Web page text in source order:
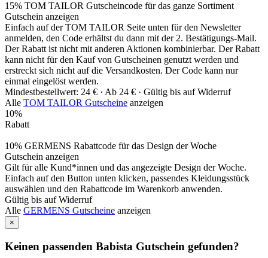
15% TOM TAILOR Gutscheincode für das ganze Sortiment
Gutschein anzeigen
Einfach auf der TOM TAILOR Seite unten für den Newsletter
anmelden, den Code erhältst du dann mit der 2. Bestätigungs-Mail.
Der Rabatt ist nicht mit anderen Aktionen kombinierbar. Der Rabatt
kann nicht für den Kauf von Gutscheinen genutzt werden und
erstreckt sich nicht auf die Versandkosten. Der Code kann nur
einmal eingelöst werden.
Mindestbestellwert: 24 € · Ab 24 € · Gültig bis auf Widerruf
Alle TOM TAILOR Gutscheine anzeigen
10%
Rabatt
10% GERMENS Rabattcode für das Design der Woche
Gutschein anzeigen
Gilt für alle Kund*innen und das angezeigte Design der Woche.
Einfach auf den Button unten klicken, passendes Kleidungsstück
auswählen und den Rabattcode im Warenkorb anwenden.
Gültig bis auf Widerruf
Alle GERMENS Gutscheine anzeigen
×
Keinen passenden Babista Gutschein gefunden?